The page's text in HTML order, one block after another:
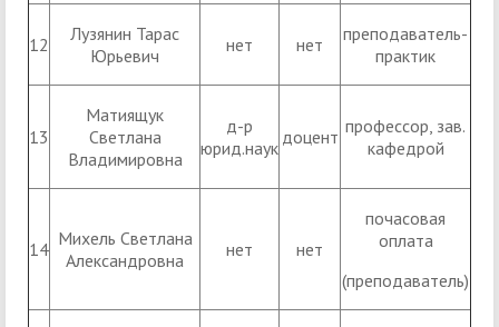
12
Лузянин Тарас
Юрьевич
нет нет
преподаватель-
практик
13
Матиящук
Светлана
Владимировна
д-р
юрид.наук доцент профессор, зав.
кафедрой
14 Михель Светлана
Александровна
нет нет
почасовая
оплата
(преподаватель)